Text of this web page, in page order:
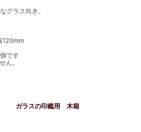
グラス向き。
120mm
ん。
ガラスの印鑑用 木箱